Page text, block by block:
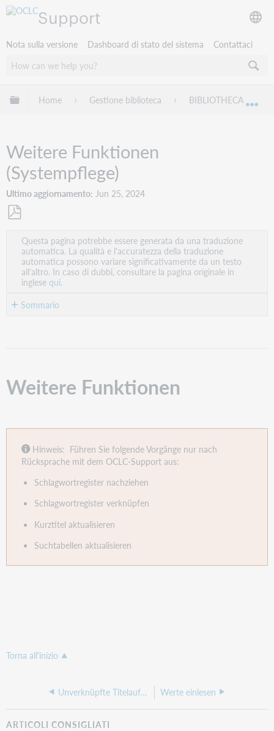
Support
Nota sulla versione Dashboard di stato del sistema Contattaci
Espandi/comprimi la gerarchia globale
Home Gestione biblioteca BIBLIOTHECA
Weitere Funktionen
(Systempflege)
Ultimo aggiornamento Jun 25, 2024
come
PDF
Questa pagina potrebbe essere generata da una traduzione
automatica. La qualità e l'accuratezza della traduzione
automatica possono variare significativamente da un testo
all'altro. In caso di dubbi, consultare la pagina originale in
inglesequi.
Sommario
Weitere Funktionen
Hinweis: Führen Sie folgende Vorgänge nur nach
Rücksprache mit dem OCLC-Support aus:
Schlagwortregister nachziehen
Schlagwortregister verknüpfen
Kurztitel aktualisieren
Suchtabellen aktualisieren
Torna all'inizio
Unverknüpfte Titelaufnahmen Werte einlesen
ARTICOLI CONSIGLIATI